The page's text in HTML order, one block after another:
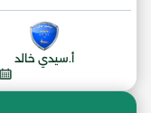
أ.سيدي خالد